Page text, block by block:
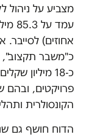
אחוזים)
פרויקטים,
הקונסולרית